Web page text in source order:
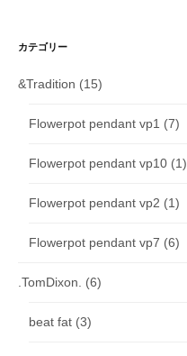
カテゴリー
&Tradition (15)
Flowerpot pendant vp1 (7)
Flowerpot pendant vp10 (1)
Flowerpot pendant vp2 (1)
Flowerpot pendant vp7 (6)
.TomDixon. (6)
beat fat (3)